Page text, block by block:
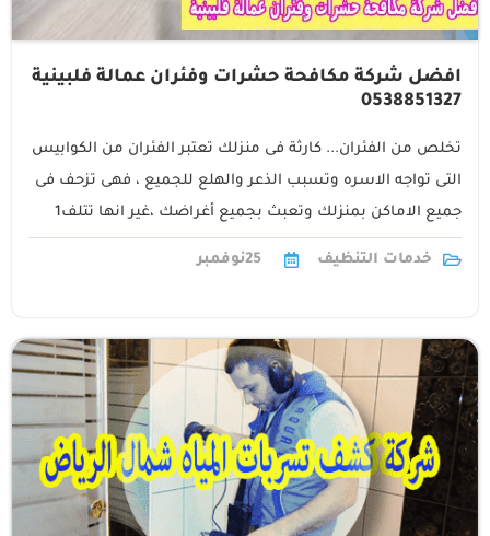
افضل شركة مكافحة حشرات وفئران عمالة فلبينية
0538851327
تخلص من الفئران... كارثة فى منزلك تعتبر الفئران من الكوابيس
التى تواجه الاسره وتسبب الذعر والهلع للجميع ، فهى تزحف فى
جميع الاماكن بمنزلك وتعبث بجميع أغراضك ،غير انها تتلف1
خدمات التنظيف 25نوفمبر